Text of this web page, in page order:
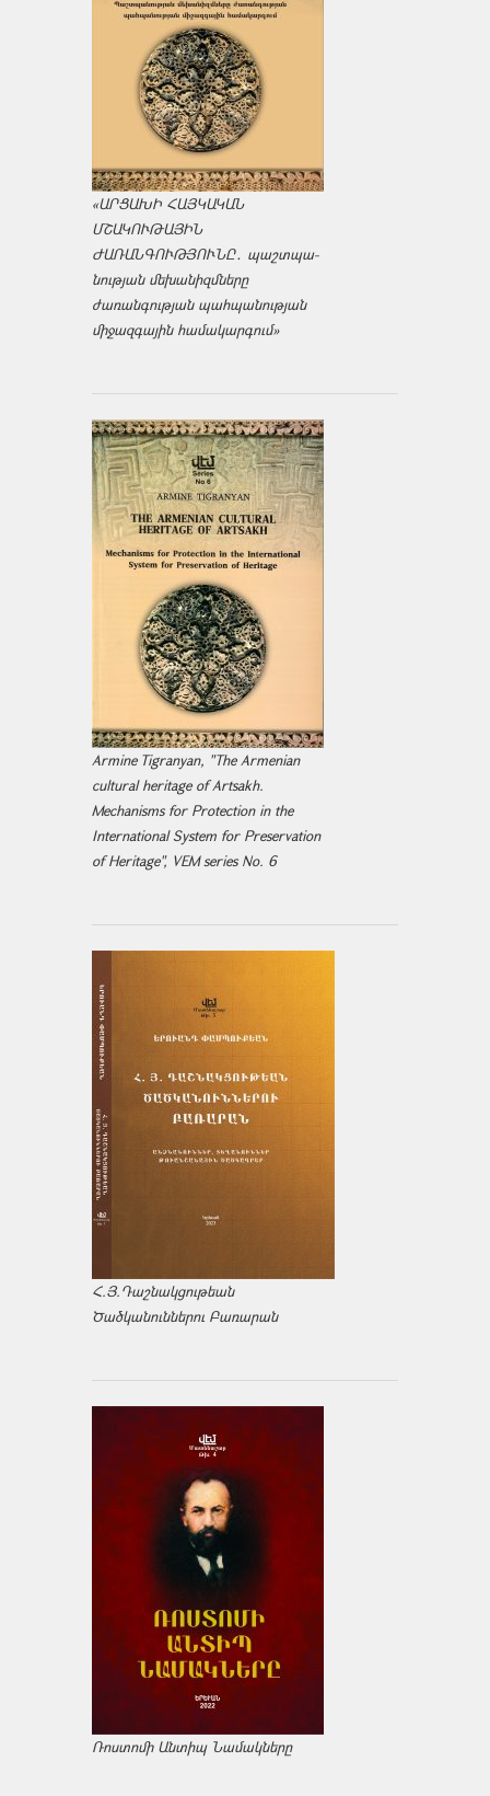
«ԱՐՑԱԽԻ ՀԱՅԿԱԿԱՆ
ՄՇԱԿՈՒԹԱՅԻՆ
ԺԱՌԱՆԳՈՒԹՅՈՒՆԸ․ պաշտպա­
նության մեխանիզմները
ժառանգության պահպանության
միջազ­գային համակարգում»
Armine Tigranyan, "The Armenian
cultural heritage of Artsakh.
Mechanisms for Protection in the
International System for Preservation
of Heritage", VEM series No. 6
Հ.Յ.Դաշնակցութեան
Ծածկանուններու Բառարան
Ռոստոմի Անտիպ Նամակները